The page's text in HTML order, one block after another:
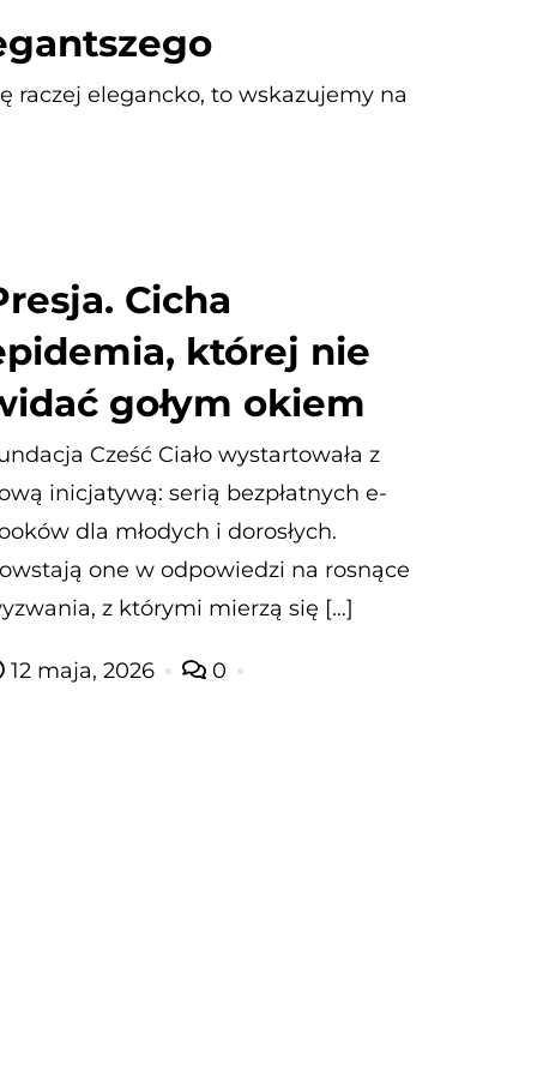
raczej elegancko, to wskazujemy na
Cicha
której nie
gołym okiem
Cześć Ciało wystartowała z
inicjatywą: serią bezpłatnych e-
dla młodych i dorosłych.
one w odpowiedzi na rosnące
z którymi mierzą się […]
12 maja, 2026 0